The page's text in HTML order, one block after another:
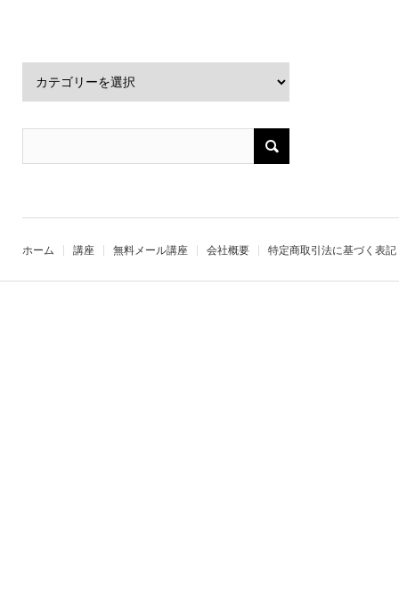
ホーム 講座 無料メール講座 会社概要 特定商取引法に基づく表記